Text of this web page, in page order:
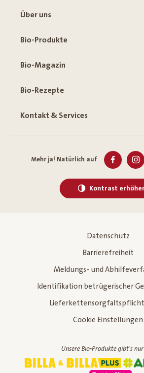
Über uns
Bio-Produkte
Bio-Magazin
Bio-Rezepte
Kontakt & Services
Mehr ja! Natürlich auf
Kontrast
Datenschutz
Barrierefreiheit
Meldungs- und
Identifikation betrügerischer
Cookie Einstellungen
Unsere Bio-Produkte gibt's